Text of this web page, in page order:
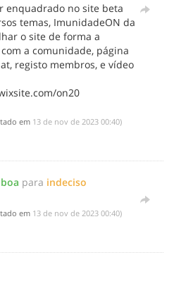
enquadrado no site beta
temas, ImunidadeON da
o site de forma a
a comunidade, página
registo membros, e vídeo
on20
em ‎13 de nov de 2023 00:40)
boa para indeciso
em ‎13 de nov de 2023 00:40)